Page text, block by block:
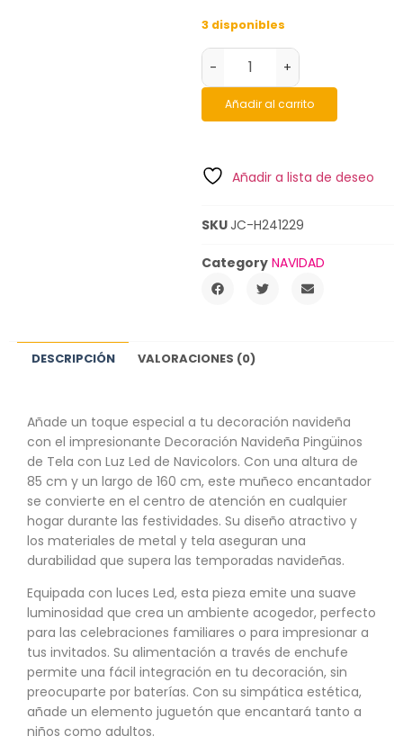
3 disponibles
- +
Añadir al carrito
Añadir a lista de deseo
SKUJC-H241229
Category NAVIDAD
DESCRIPCIÓN VALORACIONES (0)
Añade un toque especial a tu decoración navideña
con el impresionante Decoración Navideña Pingüinos
de Tela con Luz Led de Navicolors. Con una altura de
85 cm y un largo de 160 cm, este muñeco encantador
se convierte en el centro de atención en cualquier
hogar durante las festividades. Su diseño atractivo y
los materiales de metal y tela aseguran una
durabilidad que supera las temporadas navideñas.
Equipada con luces Led, esta pieza emite una suave
luminosidad que crea un ambiente acogedor, perfecto
para las celebraciones familiares o para impresionar a
tus invitados. Su alimentación a través de enchufe
permite una fácil integración en tu decoración, sin
preocuparte por baterías. Con su simpática estética,
añade un elemento juguetón que encantará tanto a
niños como adultos.